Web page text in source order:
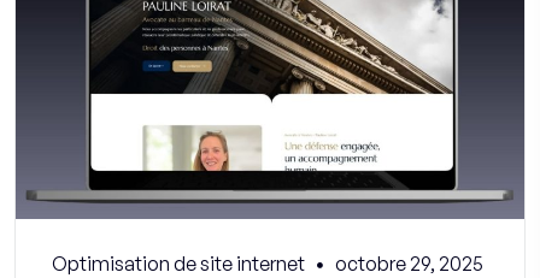
Optimisation de site internet octobre 29, 2025